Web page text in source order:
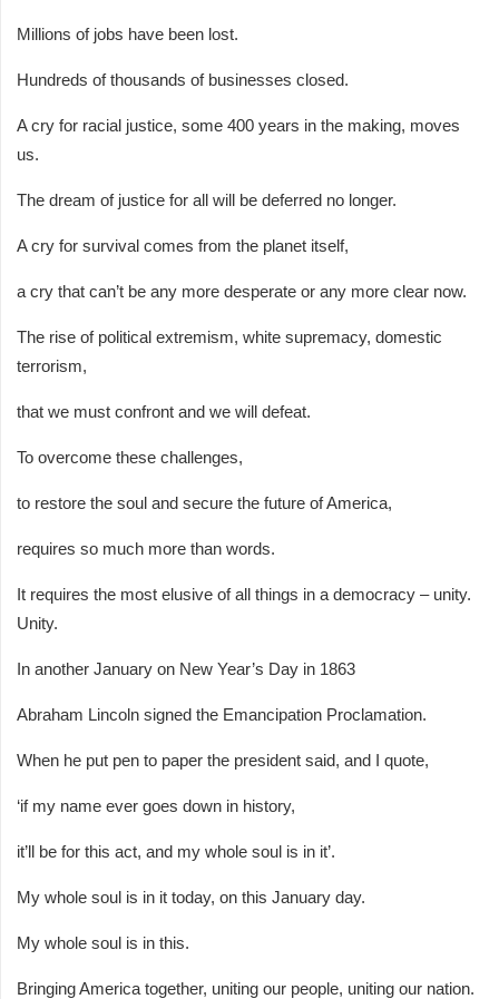
Millions of jobs have been lost.
Hundreds of thousands of businesses closed.
A cry for racial justice, some 400 years in the making, moves
us.
The dream of justice for all will be deferred no longer.
A cry for survival comes from the planet itself,
a cry that can’t be any more desperate or any more clear now.
The rise of political extremism, white supremacy, domestic
terrorism,
that we must confront and we will defeat.
To overcome these challenges,
to restore the soul and secure the future of America,
requires so much more than words.
It requires the most elusive of all things in a democracy – unity.
Unity.
In another January on New Year’s Day in 1863
Abraham Lincoln signed the Emancipation Proclamation.
When he put pen to paper the president said, and I quote,
‘if my name ever goes down in history,
it’ll be for this act, and my whole soul is in it’.
My whole soul is in it today, on this January day.
My whole soul is in this.
Bringing America together, uniting our people, uniting our nation.